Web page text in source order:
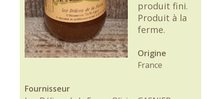
produit fini.
Produit à la
ferme.
Origine
France
Fournisseur